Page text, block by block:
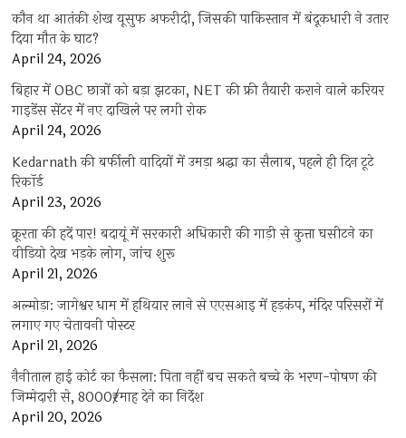
कौन था आतंकी शेख यूसुफ अफरीदी, जिसकी पाकिस्तान में बंदूकधारी ने उतार
दिया मौत के घाट?
April 24, 2026
बिहार में OBC छात्रों को बड़ा झटका, NET की फ्री तैयारी कराने वाले करियर
गाइडेंस सेंटर में नए दाखिले पर लगी रोक
April 24, 2026
Kedarnath की बर्फीली वादियों में उमड़ा श्रद्धा का सैलाब, पहले ही दिन टूटे
रिकॉर्ड
April 23, 2026
क्रूरता की हदें पार! बदायूं में सरकारी अधिकारी की गाड़ी से कुत्ता घसीटने का
वीडियो देख भड़के लोग, जांच शुरू
April 21, 2026
अल्मोड़ा: जागेश्वर धाम में हथियार लाने से एएसआइ में हड़कंप, मंदिर परिसरों में
लगाए गए चेतावनी पोस्टर
April 21, 2026
नैनीताल हाई कोर्ट का फैसला: पिता नहीं बच सकते बच्चे के भरण-पोषण की
जिम्मेदारी से, 8000₹/माह देने का निर्देश
April 20, 2026